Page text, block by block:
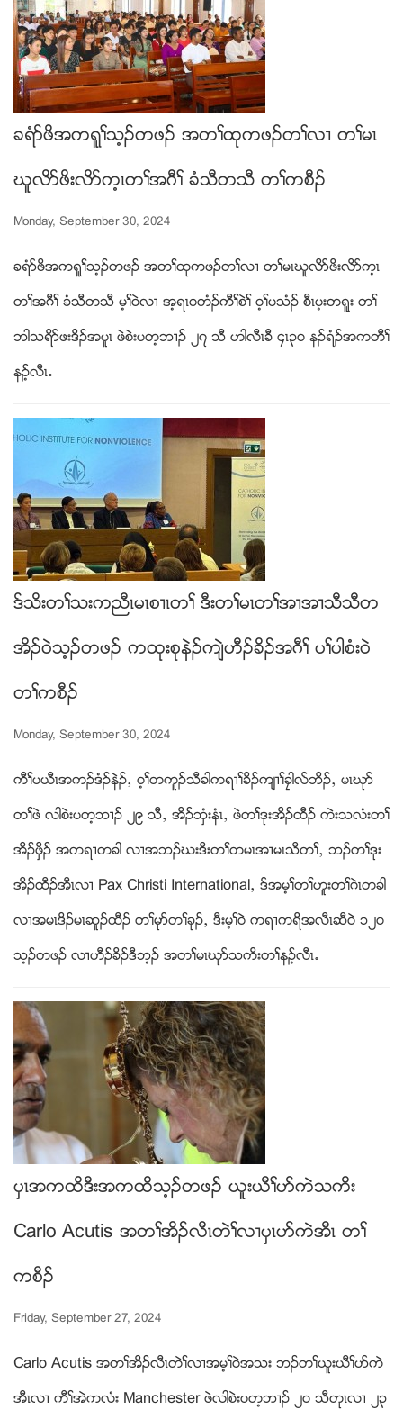
ခရံဏဖိအကရူႈသ့ဥတဖဥ အတႈထုကဖဥတႈလ႕ တႈမၚ
ဃူလိဏဖိးလိဏက့ၚတႈအဂီႈ ခံသီတသီ တႈကစီဥ
Monday, September 30, 2024
ခရံဏဖိအကရူႈသ့ဥတဖဥ အတႈထုကဖဥတႈလ႕ တႈမၚဃူလိဏဖိးလိဏက့ၚ
တႈအဂီႈ ခံသီတသီ မ့ႈ၀ဲလ႕ အ့ရၚ၀တံဥကီႈစဲႈ ၀့ႈပသံဥ စီၚပ့းတရူး တႈ
ဘါသရိဏဖးဒိဥအပူၚ ဖဲစဲးပတ့ဘ႕ဥ ၂၇ သီ ဟါလီၚခီ ၄ၚ၃၀ နဥရံဥအကတီႈ
နဥ့လီၚ’
ဒ္သိးတႈသးကညီၚမၚစ႕ၚတႈ ဒီးတႈမၚတႈအ႕အ႕သီသီတ
အိဥ၀ဲသ့ဥတဖဥ ကထုးစုနဲဥက်ဲဟီဥခိဥအဂီႈ ပႈပါစံး၀ဲ
တႈကစီဥ
Monday, September 30, 2024
ကီႈပဎီၚအကဥဒံဥနဲဥယ ၀့ႈတကူဥသီခါကရ႕ႈခိဥက်႕ႈခေါလ္ဘိဥယ မၚဃုဏ
တႈဖဲ လါစဲးပတ့ဘ႕ဥ ၂၉ သီယ အိဥဘွံးနံၚယ ဖဲတႈဒုးအိဥထီဥ ကဲးသလံးတႈ
အိဥဖွိဥ အကရ႕တခါ လ႕အဘဥဃးဒီးတႈတမၚအ႕မၚသီတႈယ ဘဥတႈဒုး
အိဥထီဥအီၚလ႕ Pax Christi Internationalယ ဒ္အမ့ႈတႈဟူးတႈဂဲၚတခါ
လ႕အမၚဒိဥမၚဆူဥထီဥ တႈမုဏတႈခုဥယ ဒီးမ့ႈ၀ဲ ကရ႕ကရိအလီၚဆီ၀ဲ ၁၂၀
သ့ဥတဖဥ လ႕ဟီဥခိဥဒီဘ့ဥ အတႈမၚဃုဏသကိးတႈနဥ့လီၚ’
ပွၚအကထိဒီးအကထိသ့ဥတဖဥ ဎူးဎီႈပဏကဲသကိး
Carlo Acutis အတႈအိဥလီၚတဲႈလ႕ပွၚပဏကဲအီၚ တႈ
ကစီဥ
Friday, September 27, 2024
Carlo Acutis အတႈအိဥလီၚတဲႈလ႕အမ့ႈ၀ဲအသး ဘဥတႈဎူးဎီႈပဏကဲ
အီၚလ႕ ကီႈအဲကလံး Manchester ဖဲလါစဲးပတ့ဘ႕ဥ ၂၀ သီတုၚလ႕ ၂၃